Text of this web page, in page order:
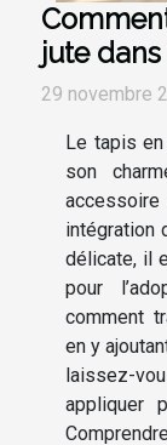
jute
29 novembre
Le tapis
son
intégration
délicate, il
pour
comment
en y
laissez-
appliquer